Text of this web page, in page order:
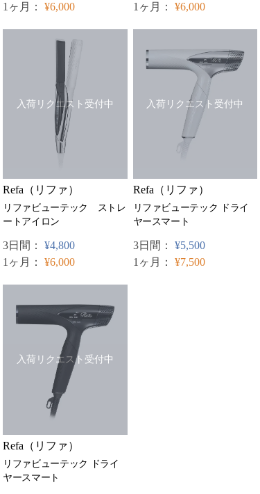
1ヶ月： ¥6,000
1ヶ月： ¥6,000
入荷リクエスト受付中
Refa（リファ）
リファビューテック ストレ
ートアイロン
3日間： ¥4,800
1ヶ月： ¥6,000
入荷リクエスト受付中
Refa（リファ）
リファビューテック ドライ
ヤースマート
3日間： ¥5,500
1ヶ月： ¥7,500
入荷リクエスト受付中
Refa（リファ）
リファビューテック ドライ
ヤースマート